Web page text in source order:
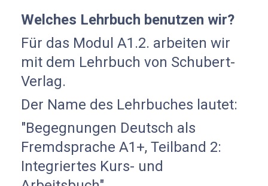
Welches Lehrbuch benutzen wir?
Für das Modul A1.2. arbeiten wir
mit dem Lehrbuch von Schubert-
Verlag.
Der Name des Lehrbuches lautet:
"Begegnungen Deutsch als
Fremdsprache A1+, Teilband 2:
Integriertes Kurs- und